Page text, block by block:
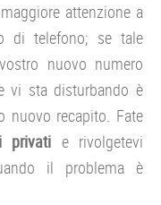
attenzione a
di telefono; se tale
nuovo numero
vi sta disturbando è
nuovo recapito. Fate
privati e rivolgetevi
il problema è